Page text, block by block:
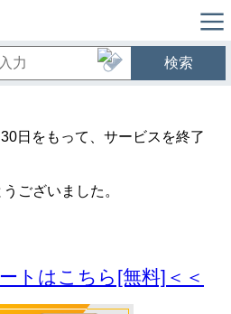
検索
日をもって、サービスを終了
ございました。
トはこちら[無料]＜＜